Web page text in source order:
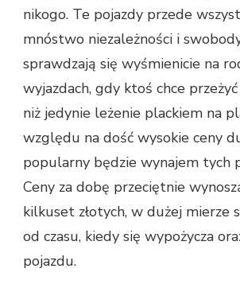
nikogo. Te pojazdy przede
mnóstwo niezależności i
sprawdzają się wyśmienicie na
wyjazdach, gdy ktoś chce
niż jedynie leżenie plackiem na
względu na dość wysokie ceny
popularny będzie wynajem tych
Ceny za dobę przeciętnie
kilkuset złotych, w dużej mierze
od czasu, kiedy się wypożycza
pojazdu.